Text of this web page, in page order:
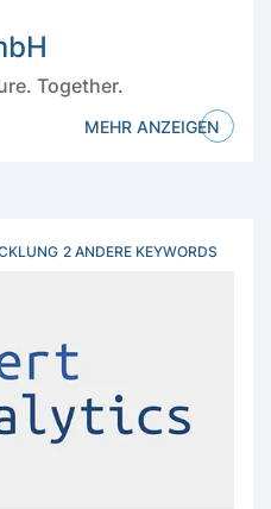
Together.
MEHR ANZEIGEN
2 ANDERE KEYWORDS